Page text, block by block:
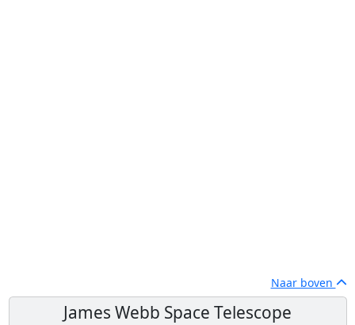
Naar boven
James Webb Space Telescope